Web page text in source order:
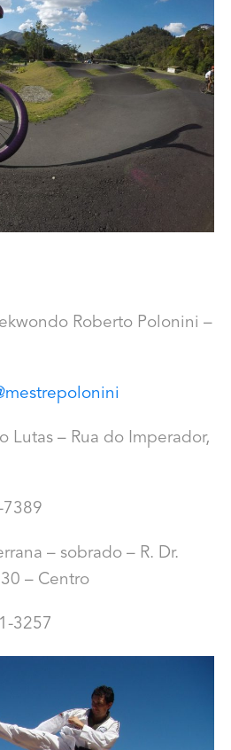
Roberto Polonini –
mestrepolonini
Lutas – Rua do Imperador,
7389
– sobrado – R. Dr.
– Centro
3257